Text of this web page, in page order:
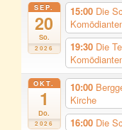
SEP.
20
So.
2026
15:00 Die
19:30 Die
OKT.
1
Do.
2026
10:00
Kirche
16:00 Die